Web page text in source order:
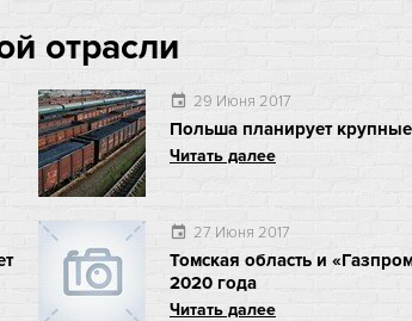
отрасли
event 29 Июня 2017
Польша планирует крупные
Читать далее
event 27 Июня 2017
Томская область и
2020 года
Читать далее